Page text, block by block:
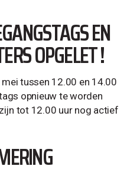
EN
OPGELET !
mei tussen 12.00 en 14.00
opnieuw te worden
tot 12.00 uur nog actief